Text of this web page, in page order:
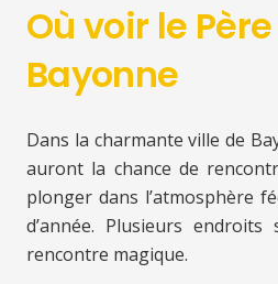
Où voir le
Bayonne
Dans la charmante ville de
auront la chance de
plonger dans l’atmosphère
d’année. Plusieurs
rencontre magique.